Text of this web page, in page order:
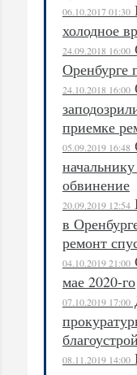
06.10.2017 01:30
холодное
24.09.2018 16:00
Оренбурге
24.10.2018 16:00
приемке
05.09.2019 16:48
обвинение
20.09.2019 12:54
в
ремонт
04.10.2019 21:00
мае 2020-го
07.10.2019 17:00
08.11.2019 14:00